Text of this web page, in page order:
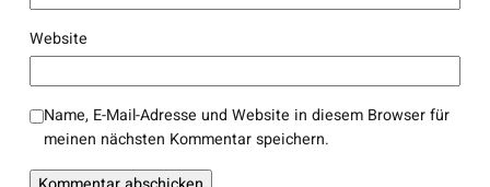
Website
Name, E-Mail-Adresse und Website in diesem Browser für
meinen nächsten Kommentar speichern.